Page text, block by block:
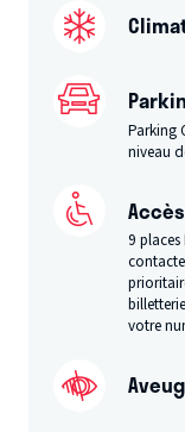
Parking
niveau
9
votre